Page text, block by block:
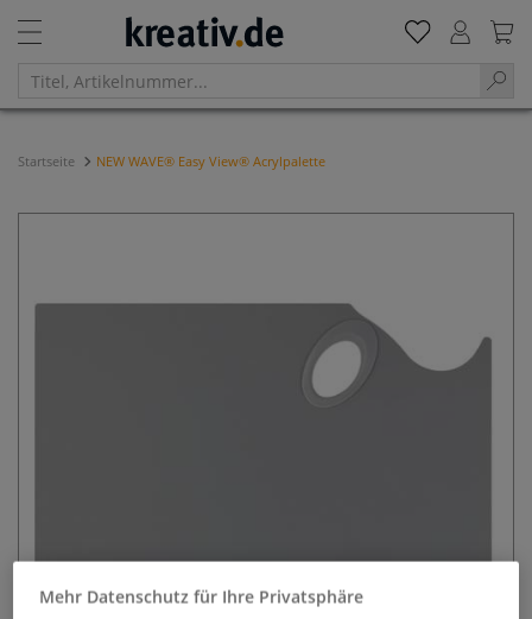
Startseite NEW WAVE® Easy View® Acrylpalette
Mehr Datenschutz für Ihre Privatsphäre